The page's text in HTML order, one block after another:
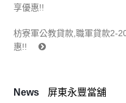
享優惠!!
枋寮軍公教貸款,職軍貸款2-
惠!!
News 屏東永豐當舖